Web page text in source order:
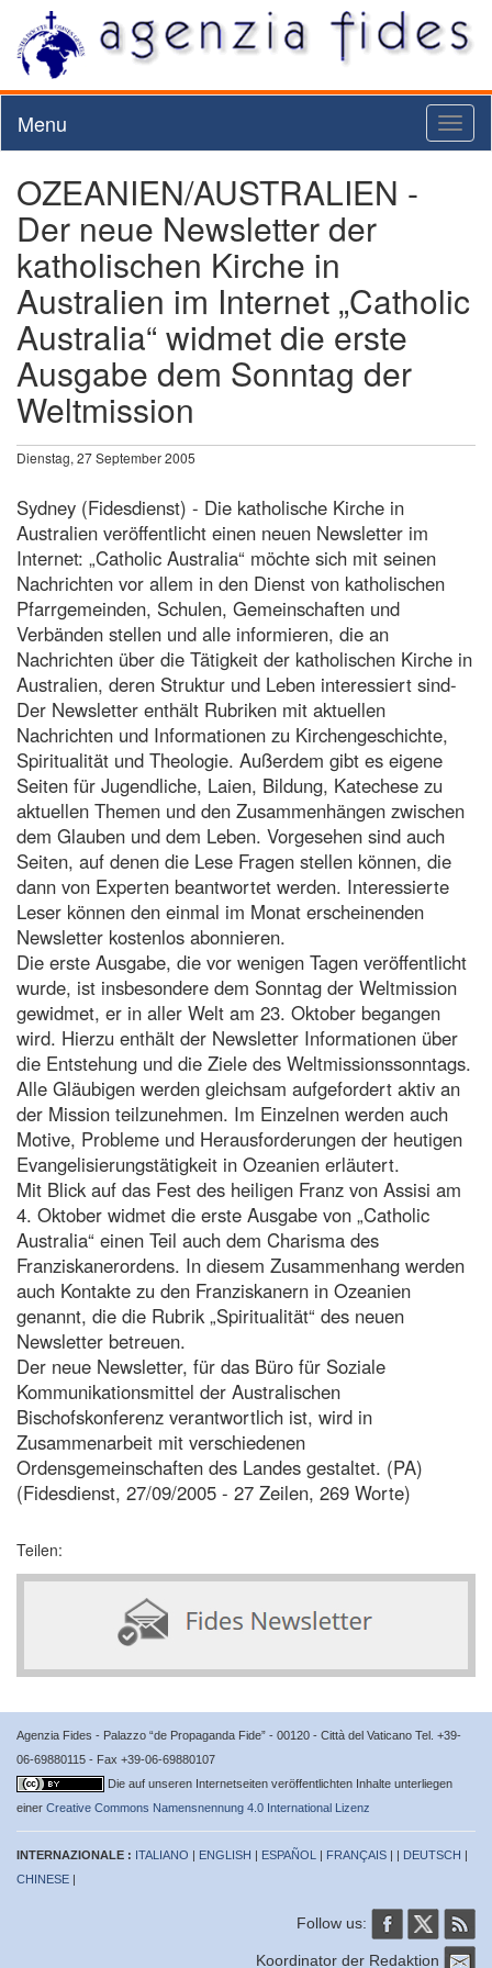
Menu
OZEANIEN/AUSTRALIEN -
Der neue Newsletter der
katholischen Kirche in
Australien im Internet „Catholic
Australia“ widmet die erste
Ausgabe dem Sonntag der
Weltmission
Dienstag, 27 September 2005
Sydney (Fidesdienst) - Die katholische Kirche in
Australien veröffentlicht einen neuen Newsletter im
Internet: „Catholic Australia“ möchte sich mit seinen
Nachrichten vor allem in den Dienst von katholischen
Pfarrgemeinden, Schulen, Gemeinschaften und
Verbänden stellen und alle informieren, die an
Nachrichten über die Tätigkeit der katholischen Kirche in
Australien, deren Struktur und Leben interessiert sind-
Der Newsletter enthält Rubriken mit aktuellen
Nachrichten und Informationen zu Kirchengeschichte,
Spiritualität und Theologie. Außerdem gibt es eigene
Seiten für Jugendliche, Laien, Bildung, Katechese zu
aktuellen Themen und den Zusammenhängen zwischen
dem Glauben und dem Leben. Vorgesehen sind auch
Seiten, auf denen die Lese Fragen stellen können, die
dann von Experten beantwortet werden. Interessierte
Leser können den einmal im Monat erscheinenden
Newsletter kostenlos abonnieren.
Die erste Ausgabe, die vor wenigen Tagen veröffentlicht
wurde, ist insbesondere dem Sonntag der Weltmission
gewidmet, er in aller Welt am 23. Oktober begangen
wird. Hierzu enthält der Newsletter Informationen über
die Entstehung und die Ziele des Weltmissionssonntags.
Alle Gläubigen werden gleichsam aufgefordert aktiv an
der Mission teilzunehmen. Im Einzelnen werden auch
Motive, Probleme und Herausforderungen der heutigen
Evangelisierungstätigkeit in Ozeanien erläutert.
Mit Blick auf das Fest des heiligen Franz von Assisi am
4. Oktober widmet die erste Ausgabe von „Catholic
Australia“ einen Teil auch dem Charisma des
Franziskanerordens. In diesem Zusammenhang werden
auch Kontakte zu den Franziskanern in Ozeanien
genannt, die die Rubrik „Spiritualität“ des neuen
Newsletter betreuen.
Der neue Newsletter, für das Büro für Soziale
Kommunikationsmittel der Australischen
Bischofskonferenz verantwortlich ist, wird in
Zusammenarbeit mit verschiedenen
Ordensgemeinschaften des Landes gestaltet. (PA)
(Fidesdienst, 27/09/2005 - 27 Zeilen, 269 Worte)
Teilen:
Agenzia Fides - Palazzo “de Propaganda Fide” - 00120 - Città del Vaticano Tel. +39-
06-69880115 - Fax +39-06-69880107
Die auf unseren Internetseiten veröffentlichten Inhalte unterliegen
einer Creative Commons Namensnennung 4.0 International Lizenz
INTERNAZIONALE : ITALIANO | ENGLISH | ESPAÑOL | FRANÇAIS | | DEUTSCH |
CHINESE |
Follow us:
Koordinator der Redaktion